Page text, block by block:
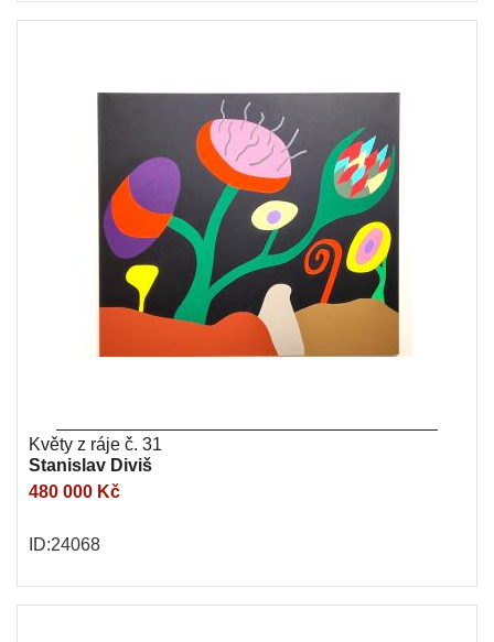
Květy z ráje č. 31
Stanislav Diviš
480 000 Kč
ID:24068